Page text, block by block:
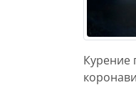
Курение